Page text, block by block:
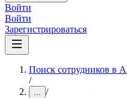
Войти
Войти
Зарегистрироваться
Поиск сотрудников в
/
... /